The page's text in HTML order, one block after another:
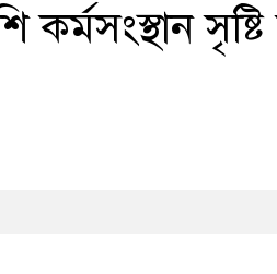
কর্মসংস্থান